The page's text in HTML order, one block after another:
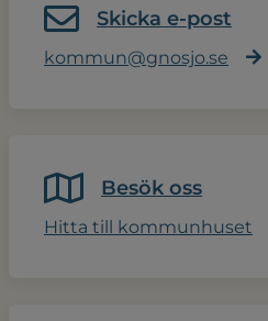
Skicka e-post
kommun@gnosjo.se
Besök oss
Hitta till kommunhuset